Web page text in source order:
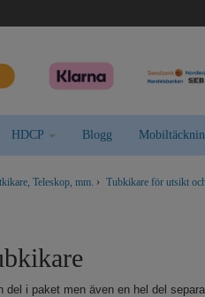
HDCP Blogg
Teleskop, mm. › Tubkikare för utsikt
del i paket men även en hel del